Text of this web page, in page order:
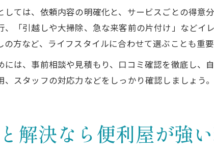
ては、依頼内容の明確化と、サービスごとの得
「引越しや大掃除、急な来客前の片付け」など
方など、ライフスタイルに合わせて選ぶことも重要
は、事前相談や見積もり、口コミ確認を徹底し
スタッフの対応力などをしっかり確認しましょう。
解決なら便利屋が強